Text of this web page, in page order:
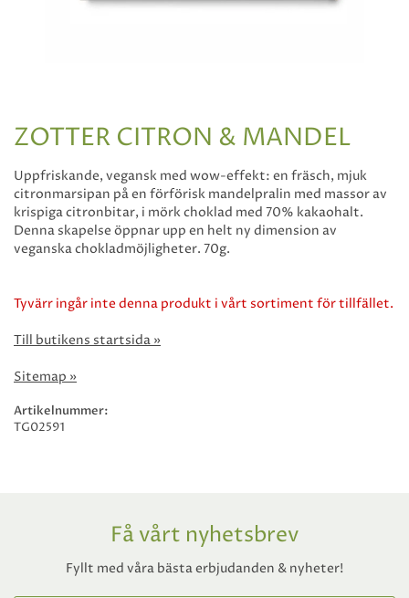
ZOTTER CITRON & MANDEL
Uppfriskande, vegansk med wow-effekt: en fräsch, mjuk
citronmarsipan på en förförisk mandelpralin med massor av
krispiga citronbitar, i mörk choklad med 70% kakaohalt.
Denna skapelse öppnar upp en helt ny dimension av
veganska chokladmöjligheter. 70g.
Tyvärr ingår inte denna produkt i vårt sortiment för tillfället.
Till butikens startsida »
Sitemap »
Artikelnummer:
TG02591
Få vårt nyhetsbrev
Fyllt med våra bästa erbjudanden & nyheter!